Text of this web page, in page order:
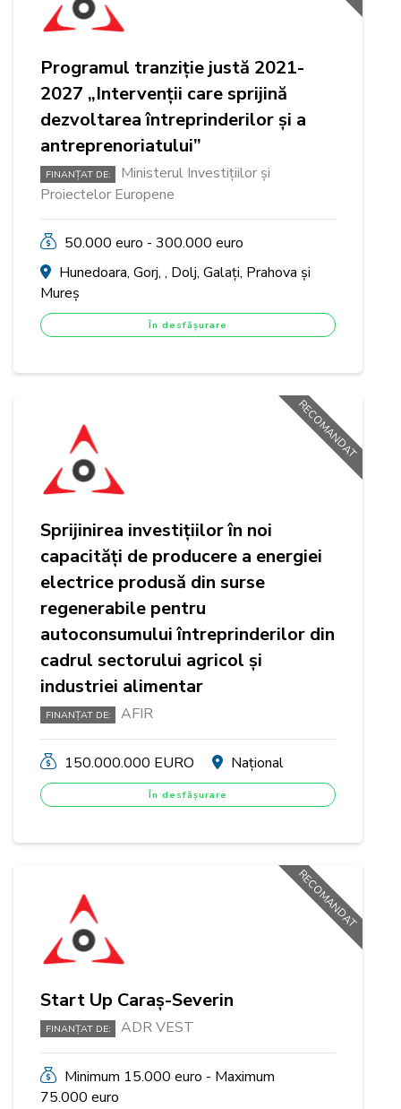
Programul tranziție justă 2021-
2027 „Intervenții care sprijină
dezvoltarea întreprinderilor și a
antreprenoriatului”
FINANȚAT DE:
Ministerul Investițiilor și
Proiectelor Europene
50.000 euro - 300.000 euro
Hunedoara, Gorj, , Dolj, Galați, Prahova și
Mureș
În desfășurare
Sprijinirea investițiilor în noi
capacități de producere a energiei
electrice produsă din surse
regenerabile pentru
autoconsumului întreprinderilor din
cadrul sectorului agricol și
industriei alimentar
FINANȚAT DE: AFIR
150.000.000 EURO Național
În desfășurare
RECOMANDAT
Start Up Caraș-Severin
FINANȚAT DE: ADR VEST
Minimum 15.000 euro - Maximum
75.000 euro
RECOMANDAT